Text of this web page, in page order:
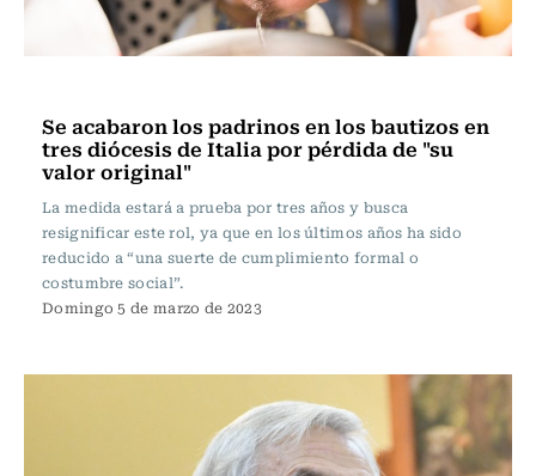
Se acabaron los padrinos en los bautizos en
tres diócesis de Italia por pérdida de "su
valor original"
La medida estará a prueba por tres años y busca
resignificar este rol, ya que en los últimos años ha sido
reducido a “una suerte de cumplimiento formal o
costumbre social”.
Domingo 5 de marzo de 2023